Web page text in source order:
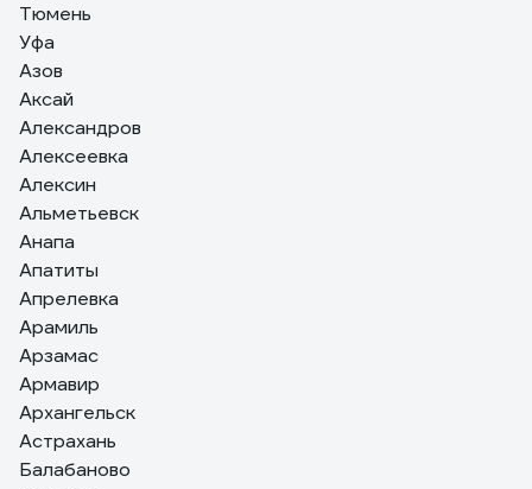
Тюмень
Уфа
Азов
Аксай
Александров
Алексеевка
Алексин
Альметьевск
Анапа
Апатиты
Апрелевка
Арамиль
Арзамас
Армавир
Архангельск
Астрахань
Балабаново